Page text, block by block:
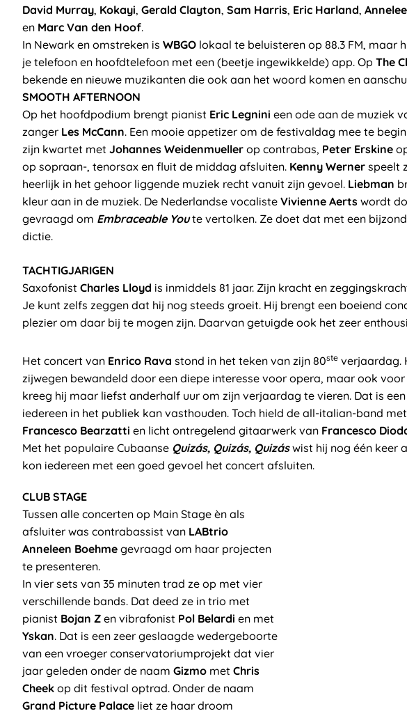
David Murray, Kokayi, Gerald Clayton, Sam Harris, Eric Harland,
en Marc Van den Hoof.
In Newark en omstreken is WBGO lokaal te beluisteren op 88.3 FM, maar
je telefoon en hoofdtelefoon met een (beetje ingewikkelde) app. Op The
bekende en nieuwe muzikanten die ook aan het woord komen en
SMOOTH AFTERNOON
Op het hoofdpodium brengt pianist Eric Legnini een ode aan de muziek
zanger Les McCann. Een mooie appetizer om de festivaldag mee te
zijn kwartet met Johannes Weidenmueller op contrabas, Peter Erskine
op sopraan-, tenorsax en fluit de middag afsluiten. Kenny Werner speelt
heerlijk in het gehoor liggende muziek recht vanuit zijn gevoel. Liebman
kleur aan in de muziek. De Nederlandse vocaliste Vivienne Aerts wordt
gevraagd om Embraceable Youte vertolken. Ze doet dat met een
dictie.
TACHTIGJARIGEN
Saxofonist Charles Lloyd is inmiddels 81 jaar. Zijn kracht en
Je kunt zelfs zeggen dat hij nog steeds groeit. Hij brengt een boeiend
plezier om daar bij te mogen zijn. Daarvan getuigde ook het zeer
Het concert van Enrico Rava stond in het teken van zijn 80ste verjaardag.
zijwegen bewandeld door een diepe interesse voor opera, maar ook
kreeg hij maar liefst anderhalf uur om zijn verjaardag te vieren. Dat is
iedereen in het publiek kan vasthouden. Toch hield de all-italian-band
Francesco Bearzatti en licht ontregelend gitaarwerk van Francesco
Met het populaire Cubaanse Quizás, Quizás, Quizáswist hij nog één keer
kon iedereen met een goed gevoel het concert afsluiten.
CLUB STAGE
Tussen alle concerten op Main Stage èn als
afsluiter was contrabassist van LABtrio
Anneleen Boehme gevraagd om haar projecten
te presenteren.
In vier sets van 35 minuten trad ze op met vier
verschillende bands. Dat deed ze in trio met
pianist Bojan Z en vibrafonist Pol Belardi en met
Yskan. Dat is een zeer geslaagde wedergeboorte
van een vroeger conservatoriumprojekt dat vier
jaar geleden onder de naam Gizmo met Chris
Cheek op dit festival optrad. Onder de naam
Grand Picture Palace liet ze haar droom